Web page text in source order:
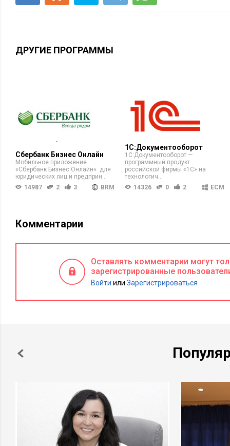
ДРУГИЕ ПРОГРАММЫ
Сбербанк Бизнес Онлайн
Мобильное приложение
«Сбербанк Бизнес Онлайн» для
юридических лиц и предприн...
14987
2 3 BRM
1С:Документооборот
1С:Документооборот —
программный продукт
российской фирмы «1С» на
технологич...
14326
0 2 ECM
Комментарии
Оставлять комментарии могут
зарегистрированные
Войти или Зарегистрироваться